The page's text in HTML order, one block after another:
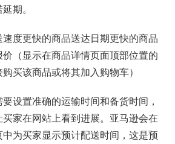
期。
度更快的商品送达日期更快的商品
（显示在商品详情页面顶部位置的
买该商品或将其加入购物车）
设置准确的运输时间和备货时间，
家在网站上看到进展。亚马逊会在
为买家显示预计配送时间，这是预